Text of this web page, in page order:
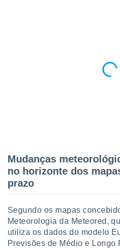
Mudanças
no horizonte dos
prazo
Segundo os mapas
Meteorologia da Meteored,
utiliza os dados do modelo
Previsões de Médio e Longo